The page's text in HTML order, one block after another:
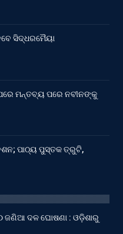
ସିଦ୍ଧରମୈୟା
ମନ୍ତବ୍ୟ ପରେ ନବୀନଙ୍କୁ
ପାଠ୍ୟ ପୁସ୍ତକ ତ୍ରୁଟି,
ଜଣିଆ ଦଳ ଘୋଷଣା : ଓଡ଼ିଶାରୁ